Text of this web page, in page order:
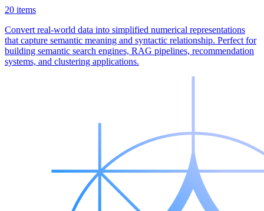
20 items
Convert real-world data into simplified numerical representations
that capture semantic meaning and syntactic relationship. Perfect for
building semantic search engines, RAG pipelines, recommendation
systems, and clustering applications.